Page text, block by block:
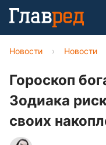
Новости › Новости
Гороскоп
Зодиака
своих